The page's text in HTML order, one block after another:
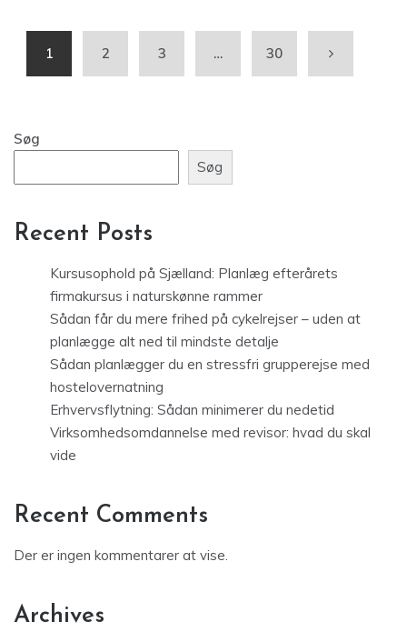
1 2 3 … 30
Søg
Søg
Recent Posts
Kursusophold på Sjælland: Planlæg efterårets
firmakursus i naturskønne rammer
Sådan får du mere frihed på cykelrejser – uden at
planlægge alt ned til mindste detalje
Sådan planlægger du en stressfri grupperejse med
hostelovernatning
Erhvervsflytning: Sådan minimerer du nedetid
Virksomhedsomdannelse med revisor: hvad du skal
vide
Recent Comments
Der er ingen kommentarer at vise.
Archives